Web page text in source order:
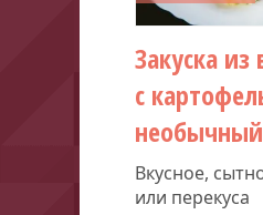
Закуска
с
Вкусное,
или перекуса